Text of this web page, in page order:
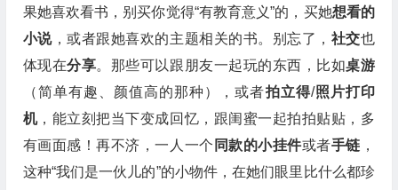
果她喜欢看书，别买你觉得“有教育意义”的，买她想看的
小说，或者跟她喜欢的主题相关的书。别忘了， 社交也
体现在分享。那些可以跟朋友一起玩的东西，比如桌游
（简单有趣、颜值高的那种），或者拍立得/照片打印
机，能立刻把当下变成回忆，跟闺蜜一起拍拍贴贴，多
有画面感！再不济，一人一个 同款的小挂件或者手链 ，
这种“我们是一伙儿的”的小物件，在她们眼里比什么都珍